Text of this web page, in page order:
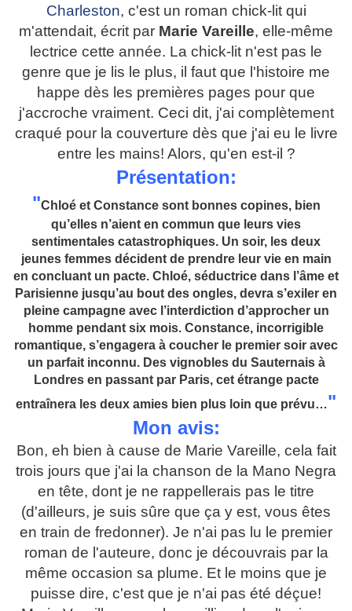
Charleston, c'est un roman chick-lit qui
m'attendait, écrit par Marie Vareille, elle-même
lectrice cette année. La chick-lit n'est pas le
genre que je lis le plus, il faut que l'histoire me
happe dès les premières pages pour que
j'accroche vraiment. Ceci dit, j'ai complètement
craqué pour la couverture dès que j'ai eu le livre
entre les mains! Alors, qu'en est-il ?
Présentation:
"Chloé et Constance sont bonnes copines, bien
qu’elles n’aient en commun que leurs vies
sentimentales catastrophiques. Un soir, les deux
jeunes femmes décident de prendre leur vie en main
en concluant un pacte. Chloé, séductrice dans l’âme et
Parisienne jusqu’au bout des ongles, devra s’exiler en
pleine campagne avec l’interdiction d’approcher un
homme pendant six mois. Constance, incorrigible
romantique, s’engagera à coucher le premier soir avec
un parfait inconnu. Des vignobles du Sauternais à
Londres en passant par Paris, cet étrange pacte
entraînera les deux amies bien plus loin que prévu…"
Mon avis:
Bon, eh bien à cause de Marie Vareille, cela fait
trois jours que j'ai la chanson de la Mano Negra
en tête, dont je ne rappellerais pas le titre
(d'ailleurs, je suis sûre que ça y est, vous êtes
en train de fredonner). Je n'ai pas lu le premier
roman de l'auteure, donc je découvrais par la
même occasion sa plume. Et le moins que je
puisse dire, c'est que je n'ai pas été déçue!